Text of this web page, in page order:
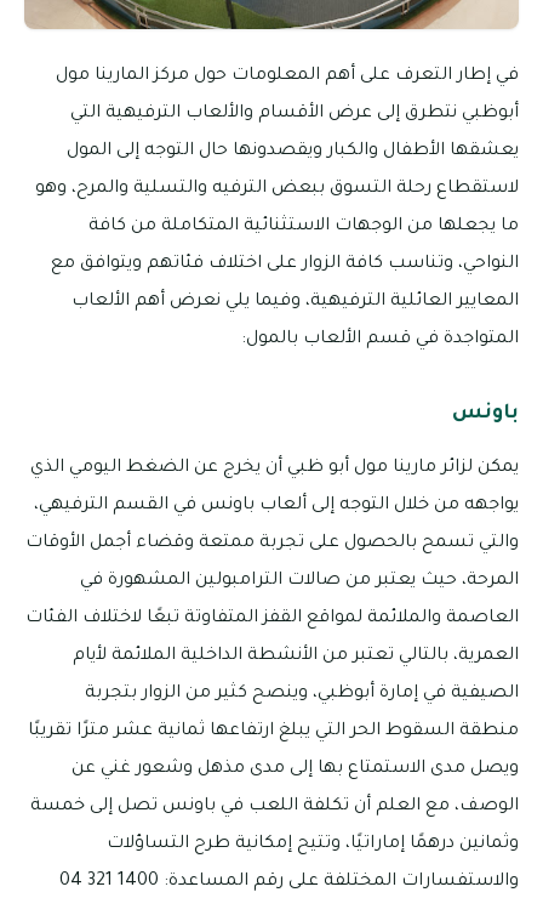
في إطار التعرف على أهم المعلومات حول مركز المارينا مول
أبوظبي نتطرق إلى عرض الأقسام والألعاب الترفيهية التي
يعشقها الأطفال والكبار ويقصدونها حال التوجه إلى المول
لاستقطاع رحلة التسوق ببعض الترفيه والتسلية والمرح، وهو
ما يجعلها من الوجهات الاستثنائية المتكاملة من كافة
النواحي، وتناسب كافة الزوار على اختلاف فئاتهم ويتوافق مع
المعايير العائلية الترفيهية، وفيما يلي نعرض أهم الألعاب
المتواجدة في قسم الألعاب بالمول:
باونس
يمكن لزائر مارينا مول أبو ظبي أن يخرج عن الضغط اليومي الذي
يواجهه من خلال التوجه إلى ألعاب باونس في القسم الترفيهي،
والتي تسمح بالحصول على تجربة ممتعة وقضاء أجمل الأوقات
المرحة، حيث يعتبر من صالات الترامبولين المشهورة في
العاصمة والملائمة لمواقع القفز المتفاوتة تبعًا لاختلاف الفئات
العمرية، بالتالي تعتبر من الأنشطة الداخلية الملائمة لأيام
الصيفية في إمارة أبوظبي، وينصح كثير من الزوار بتجربة
منطقة السقوط الحر التي يبلغ ارتفاعها ثمانية عشر مترًا تقريبًا
ويصل مدى الاستمتاع بها إلى مدى مذهل وشعور غني عن
الوصف، مع العلم أن تكلفة اللعب في باونس تصل إلى خمسة
وثمانين درهمًا إماراتيًا، وتتيح إمكانية طرح التساؤلات
والاستفسارات المختلفة على رقم المساعدة: 1400 321 04